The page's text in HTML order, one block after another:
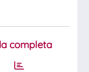
completa